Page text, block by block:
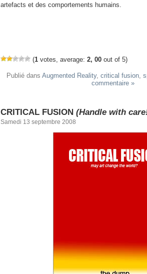
artefacts et des comportements humains.
(1 votes, average: 2, 00 out of 5)
Publié dans Augmented Reality, critical fusion,
commentaire »
CRITICAL FUSION (Handle with
Samedi 13 septembre 2008